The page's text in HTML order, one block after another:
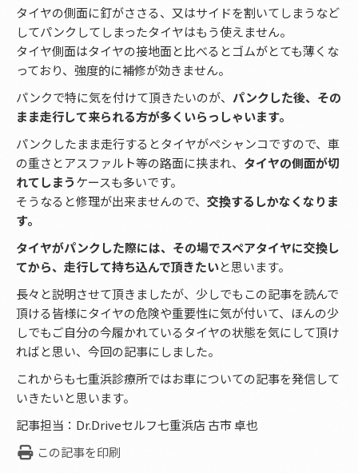
タイヤの側面に釘がささる、又はサイドを割いてしまうなど
してパンクしてしまったタイヤはもう使えません。
タイヤ側面はタイヤの接地面と比べるとゴムがとても薄くな
っており、強度的に補修が効きません。
パンクで特に気を付けて頂きたいのが、 パンクした後、その
まま走行して来られる方が多くいらっしゃいます。
パンクしたまま走行するとタイヤがペシャンコですので、車
の重さとアスファルト等の路面に挟まれ、 タイヤの側面が切
れてしまうケースも多いです。
そうなると修理が出来ませんので、 交換するしかなくなりま
す。
タイヤがパンクした際には、その場でスペアタイヤに交換し
てから、走行して持ち込んで頂きたいと思います。
長々と説明させて頂きましたが、少しでもこの記事を読んで
頂ける皆様にタイヤの危険や重要性に気が付いて、ほんの少
しでもご自分の今履かれているタイヤの状態を気にして頂け
ればと思い、今回の記事にしました。
これからも七重浜診療所ではお車についての記事を発信して
いきたいと思います。
記事担当：Dr.Driveセルフ七重浜店 古市 卓也
この記事を印刷